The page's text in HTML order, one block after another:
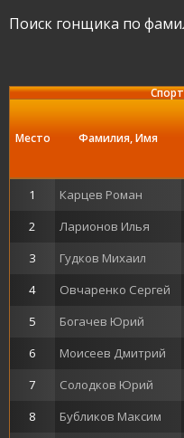
Поиск гонщика по
Место Фамилия, Имя
1 Карцев Роман
2
Ларионов Илья
3
Гудков Михаил
4
Овчаренко Сергей
5
Богачев Юрий
6
Моисеев Дмитрий
7
Солодков Юрий
8
Бубликов Максим